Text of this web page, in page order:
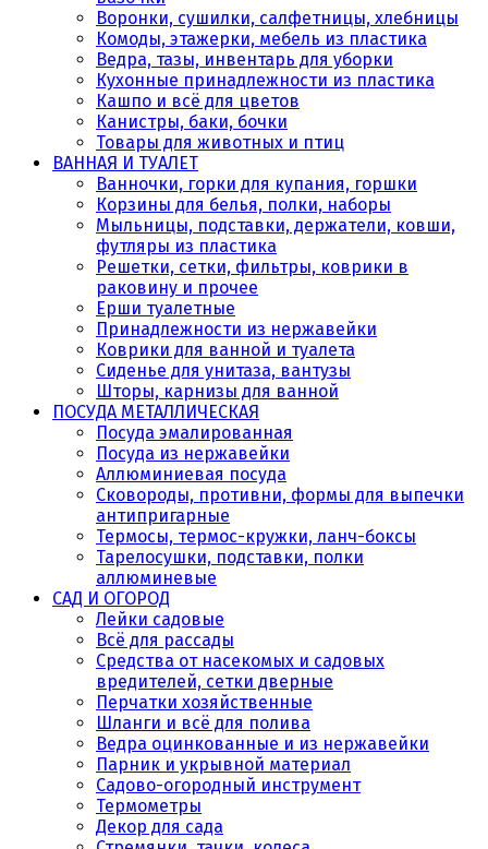
Воронки, сушилки, салфетницы, хлебницы
Комоды, этажерки, мебель из пластика
Ведра, тазы, инвентарь для уборки
Кухонные принадлежности из пластика
Кашпо и всё для цветов
Канистры, баки, бочки
Товары для животных и птиц
ВАННАЯ И ТУАЛЕТ
Ванночки, горки для купания, горшки
Корзины для белья, полки, наборы
Мыльницы, подставки, держатели, ковши,
футляры из пластика
Решетки, сетки, фильтры, коврики в
раковину и прочее
Ерши туалетные
Принадлежности из нержавейки
Коврики для ванной и туалета
Сиденье для унитаза, вантузы
Шторы, карнизы для ванной
ПОСУДА МЕТАЛЛИЧЕСКАЯ
Посуда эмалированная
Посуда из нержавейки
Аллюминиевая посуда
Сковороды, противни, формы для выпечки
антипригарные
Термосы, термос-кружки, ланч-боксы
Тарелосушки, подставки, полки
аллюминевые
САД И ОГОРОД
Лейки садовые
Всё для рассады
Средства от насекомых и садовых
вредителей, сетки дверные
Перчатки хозяйственные
Шланги и всё для полива
Ведра оцинкованные и из нержавейки
Парник и укрывной материал
Садово-огородный инструмент
Термометры
Декор для сада